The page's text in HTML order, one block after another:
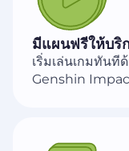
มีแผนฟรีให้บริ
เริ่มเล่นเกมทันที
Genshin